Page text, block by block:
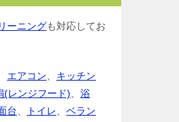
ーニングも対応してお
エアコン
キッチン
(レンジフード)
浴
台 トイレ
ベラン